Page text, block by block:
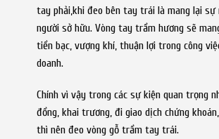
tay phải,khi đeo bên tay trái là mang lại sự
người sở hữu. Vòng tay trầm hương sẽ
tiền bạc, vượng khí, thuận lợi trong công
doanh.
Chính vì vậy trong các sự kiện quan trọng
đồng, khai trương, đi giao dịch chứng
thì nên đeo vòng gỗ trầm tay trái.